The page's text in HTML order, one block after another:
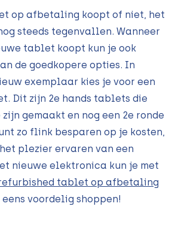
op afbetaling koopt of niet, het
steeds tegenvallen. Wanneer
tablet koopt kun je ook
de goedkopere opties. In
exemplaar kies je voor een
Dit zijn 2e hands tablets die
gemaakt en nog een 2e ronde
zo flink besparen op je kosten,
plezier ervaren van een
nieuwe elektronica kun je met
tablet op afbetaling
eens voordelig shoppen!